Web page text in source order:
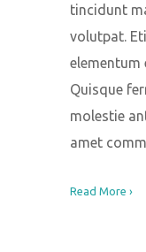
tincidunt
volutpat.
elementum
Quisque
molestie
amet
Read More ›